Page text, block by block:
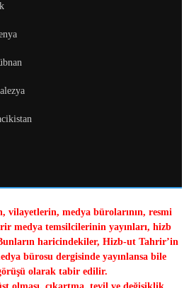
vilayetlerin, medya bürolarının, resmi
medya temsilcilerinin yayınları, hizb
haricindekiler, Hizb-ut Tahrir’in
bürosu dergisinde yayınlansa bile
olarak tabir edilir.